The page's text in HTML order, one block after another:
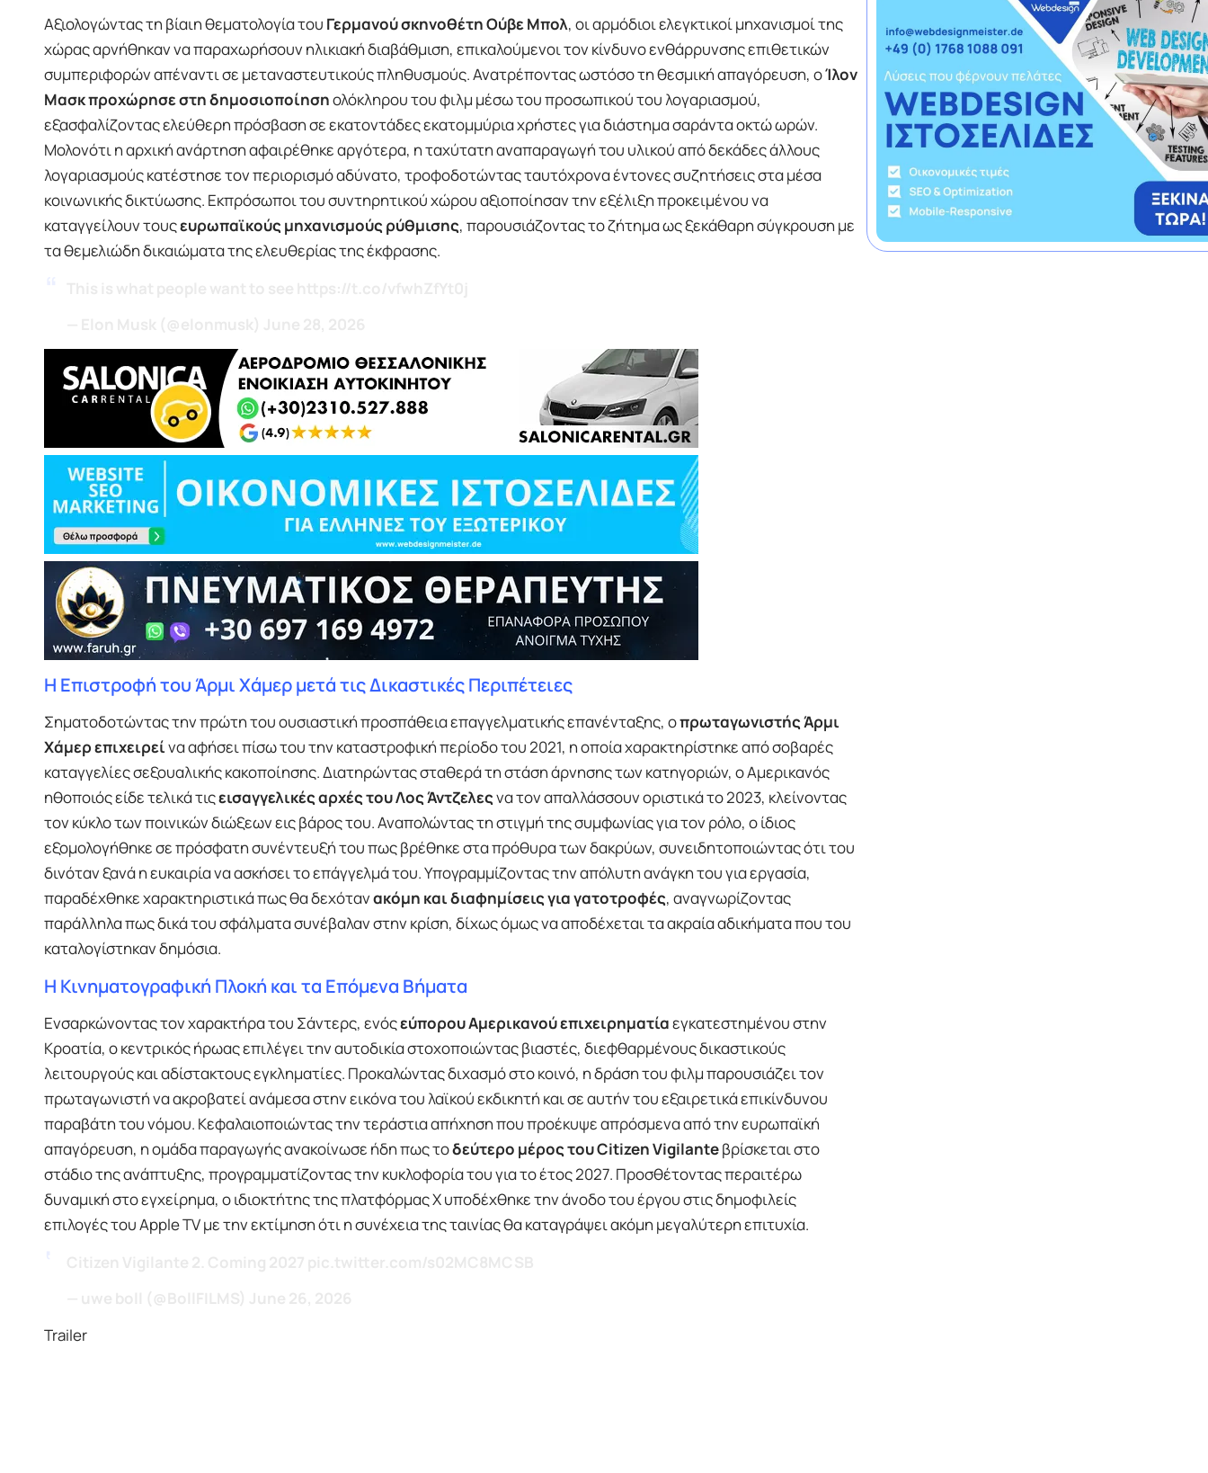
Αξιολογώντας τη βίαιη θεματολογία του Γερμανού σκηνοθέτη Ούβε Μπολ, οι αρμόδιοι ελεγκτικοί μηχανισμοί της
χώρας αρνήθηκαν να παραχωρήσουν ηλικιακή διαβάθμιση, επικαλούμενοι τον κίνδυνο ενθάρρυνσης επιθετικών
συμπεριφορών απέναντι σε μεταναστευτικούς πληθυσμούς. Ανατρέποντας ωστόσο τη θεσμική απαγόρευση, οΊλον
Μασκ προχώρησε στη δημοσιοποίησηολόκληρου του φιλμ μέσω του προσωπικού του λογαριασμού,
εξασφαλίζοντας ελεύθερη πρόσβαση σε εκατοντάδες εκατομμύρια χρήστες για διάστημα σαράντα οκτώ ωρών.
Μολονότι η αρχική ανάρτηση αφαιρέθηκε αργότερα, η ταχύτατη αναπαραγωγή του υλικού από δεκάδες άλλους
λογαριασμούς κατέστησε τον περιορισμό αδύνατο, τροφοδοτώντας ταυτόχρονα έντονες συζητήσεις στα μέσα
κοινωνικής δικτύωσης. Εκπρόσωποι του συντηρητικού χώρου αξιοποίησαν την εξέλιξη προκειμένου να
καταγγείλουν τουςευρωπαϊκούς μηχανισμούς ρύθμισης, παρουσιάζοντας το ζήτημα ως ξεκάθαρη σύγκρουση με
τα θεμελιώδη δικαιώματα της ελευθερίας της έκφρασης.
Η Επιστροφή του Άρμι Χάμερ μετά τις Δικαστικές Περιπέτειες
Σηματοδοτώντας την πρώτη του ουσιαστική προσπάθεια επαγγελματικής επανένταξης, οπρωταγωνιστής Άρμι
Χάμερ επιχειρείνα αφήσει πίσω του την καταστροφική περίοδο του 2021, η οποία χαρακτηρίστηκε από σοβαρές
καταγγελίες σεξουαλικής κακοποίησης. Διατηρώντας σταθερά τη στάση άρνησης των κατηγοριών, ο Αμερικανός
ηθοποιός είδε τελικά τιςεισαγγελικές αρχές του Λος Άντζελεςνα τον απαλλάσσουν οριστικά το 2023, κλείνοντας
τον κύκλο των ποινικών διώξεων εις βάρος του. Αναπολώντας τη στιγμή της συμφωνίας για τον ρόλο, ο ίδιος
εξομολογήθηκε σε πρόσφατη συνέντευξή του πως βρέθηκε στα πρόθυρα των δακρύων, συνειδητοποιώντας ότι του
δινόταν ξανά η ευκαιρία να ασκήσει το επάγγελμά του. Υπογραμμίζοντας την απόλυτη ανάγκη του για εργασία,
παραδέχθηκε χαρακτηριστικά πως θα δεχότανακόμη και διαφημίσεις για γατοτροφές, αναγνωρίζοντας
παράλληλα πως δικά του σφάλματα συνέβαλαν στην κρίση, δίχως όμως να αποδέχεται τα ακραία αδικήματα που του
καταλογίστηκαν δημόσια.
Η Κινηματογραφική Πλοκή και τα Επόμενα Βήματα
Ενσαρκώνοντας τον χαρακτήρα του Σάντερς, ενόςεύπορου Αμερικανού επιχειρηματίαεγκατεστημένου στην
Κροατία, ο κεντρικός ήρωας επιλέγει την αυτοδικία στοχοποιώντας βιαστές, διεφθαρμένους δικαστικούς
λειτουργούς και αδίστακτους εγκληματίες. Προκαλώντας διχασμό στο κοινό, η δράση του φιλμ παρουσιάζει τον
πρωταγωνιστή να ακροβατεί ανάμεσα στην εικόνα του λαϊκού εκδικητή και σε αυτήν του εξαιρετικά επικίνδυνου
παραβάτη του νόμου. Κεφαλαιοποιώντας την τεράστια απήχηση που προέκυψε απρόσμενα από την ευρωπαϊκή
απαγόρευση, η ομάδα παραγωγής ανακοίνωσε ήδη πως τοδεύτερο μέρος του Citizen Vigilanteβρίσκεται στο
στάδιο της ανάπτυξης, προγραμματίζοντας την κυκλοφορία του για το έτος 2027. Προσθέτοντας περαιτέρω
δυναμική στο εγχείρημα, ο ιδιοκτήτης της πλατφόρμας X υποδέχθηκε την άνοδο του έργου στις δημοφιλείς
επιλογές του Apple TV με την εκτίμηση ότι η συνέχεια της ταινίας θα καταγράψει ακόμη μεγαλύτερη επιτυχία.
Trailer